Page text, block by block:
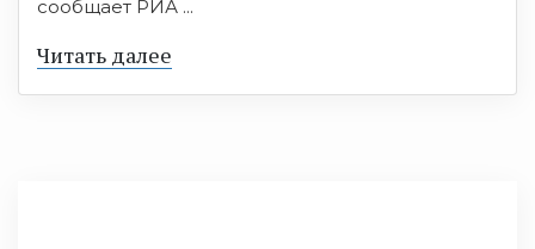
сообщает РИА ...
Читать далее